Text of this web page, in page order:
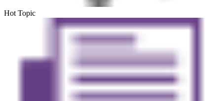
Hot Topic